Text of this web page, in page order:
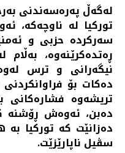
لەگەڵ پەرەسەندنی
تورکیا لە ناوچەکە،
سەرکردە حزبی و
ڕەتدەکرێنەوە، بەڵام
نیگەرانی و ترس
دەکات بۆ
تریشەوە فشارەکانی
دەبن، ئەوەش ڕۆشنە
دەزانێت کە تورکیا
سڤیل ناپارێزێت.